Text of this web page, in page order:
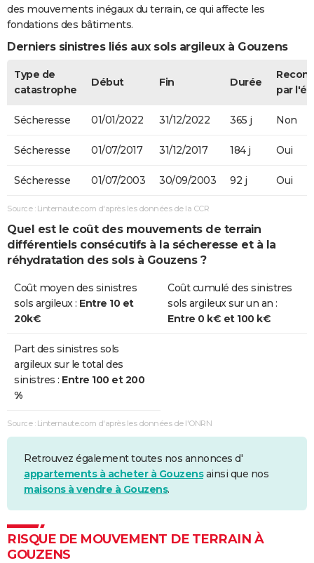
des mouvements inégaux du terrain, ce qui affecte les
fondations des bâtiments.
Derniers sinistres liés aux sols argileux à Gouzens
Type de
catastrophe
Début Fin Durée
par
Sécheresse 01/01/2022 31/12/2022 365 j Non
Sécheresse 01/07/2017 31/12/2017 184 j Oui
Sécheresse 01/07/2003 30/09/2003 92 j Oui
Source : Linternaute.com d'après les données de la CCR
Quel est le coût des mouvements de terrain
différentiels consécutifs à la sécheresse et à la
réhydratation des sols à Gouzens ?
Coût moyen des sinistres
sols argileux : Entre 10 et
20k€
Coût cumulé des sinistres
sols argileux sur un an :
Entre 0 k€ et 100 k€
Part des sinistres sols
argileux sur le total des
sinistres : Entre 100 et 200
%
Source : Linternaute.com d'après les données de l'ONRN
Retrouvez également toutes nos annonces d'
appartements à acheter à Gouzensainsi que nos
maisons à vendre à Gouzens.
RISQUE DE MOUVEMENT DE TERRAIN À
GOUZENS